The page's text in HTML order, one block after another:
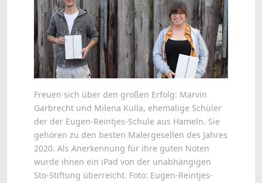
Freuen sich über den großen Erfolg: Marvin
Garbrecht und Milena Kulla, ehemalige Schüler
der der Eugen-Reintjes-Schule aus Hameln. Sie
gehören zu den besten Malergesellen des Jahres
2020. Als Anerkennung für ihre guten Noten
wurde ihnen ein iPad von der unabhängigen
Sto-Stiftung überreicht. Foto: Eugen-Reintjes-